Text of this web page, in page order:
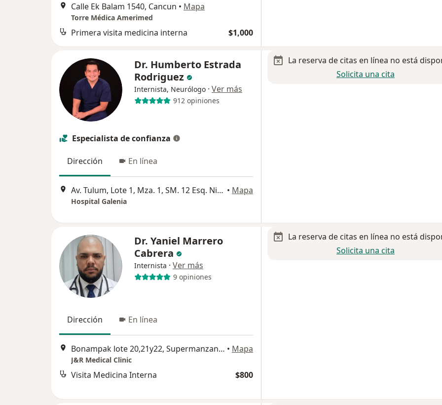
Calle Ek Balam 1540, Cancun • Mapa
Torre Médica Amerimed
Primera visita medicina interna $1,000
Dr. Humberto Estrada
Rodriguez
Internista, Neurólogo · Ver más
912 opiniones
Especialista de confianza
Dirección En línea
Av. Tulum, Lote 1, Mza. 1, SM. 12 Esq. Nizuc Fracc. Sta. María Siké, Cancun • Mapa
Hospital Galenia
La reserva de citas en línea no está
Solicita una cita
Dr. Yaniel Marrero
Cabrera
Internista · Ver más
9 opiniones
Dirección En línea
Bonampak lote 20,21y22, Supermanzana 4 Manzana 03, Cancun • Mapa
J&R Medical Clinic
Visita Medicina Interna $800
La reserva de citas en línea no está
Solicita una cita